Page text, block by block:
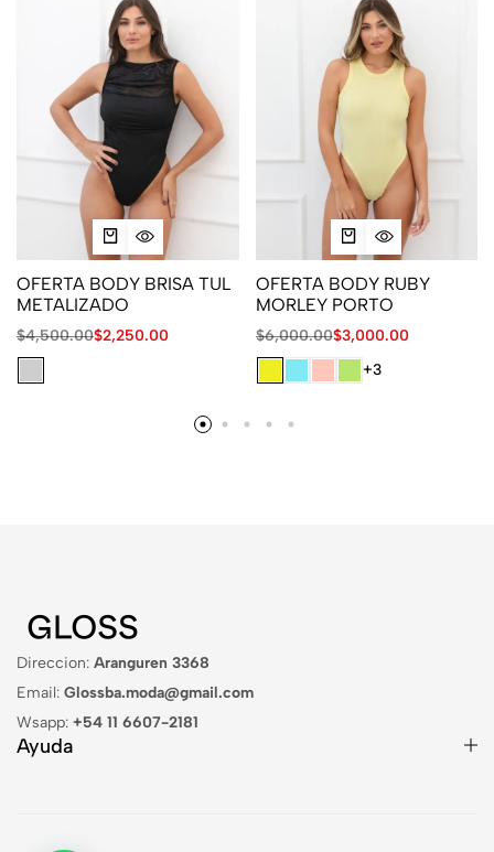
OFERTA BODY BRISA TUL
METALIZADO
$4,500.00$2,250.00
OFERTA BODY RUBY
MORLEY PORTO
$6,000.00$3,000.00
+3
Direccion: Aranguren 3368
Email: Glossba.moda@gmail.com
Wsapp: +54 11 6607-2181
Ayuda